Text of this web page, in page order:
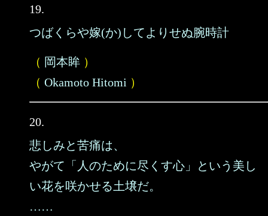
19.
つばくらや嫁(か)してよりせぬ腕時計
（ 岡本眸 ）
（ Okamoto Hitomi ）
20.
悲しみと苦痛は、
やがて「人のために尽くす心」という美し
い花を咲かせる土壌だ。
……